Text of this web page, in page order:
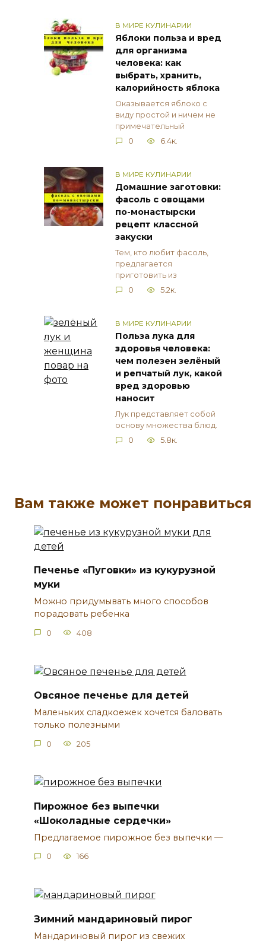
В МИРЕ КУЛИНАРИИ
Яблоки польза и вред
для организма
человека: как
выбрать, хранить,
калорийность яблока
Оказывается яблоко с
виду простой и ничем не
примечательный
0
6.4к.
В МИРЕ КУЛИНАРИИ
Домашние заготовки:
фасоль с овощами
по-монастырски
рецепт классной
закуски
Тем, кто любит фасоль,
предлагается
приготовить из
0
5.2к.
В МИРЕ КУЛИНАРИИ
Польза лука для
здоровья человека:
чем полезен зелёный
и репчатый лук, какой
вред здоровью
наносит
Лук представляет собой
основу множества блюд.
0
5.8к.
Вам также может понравиться
Печенье «Пуговки» из кукурузной
муки
Можно придумывать много способов
порадовать ребенка
0 408
Овсяное печенье для детей
Маленьких сладкоежек хочется баловать
только полезными
0 205
Пирожное без выпечки
«Шоколадные сердечки»
Предлагаемое пирожное без выпечки —
0 166
Зимний мандариновый пирог
Мандариновый пирог из свежих